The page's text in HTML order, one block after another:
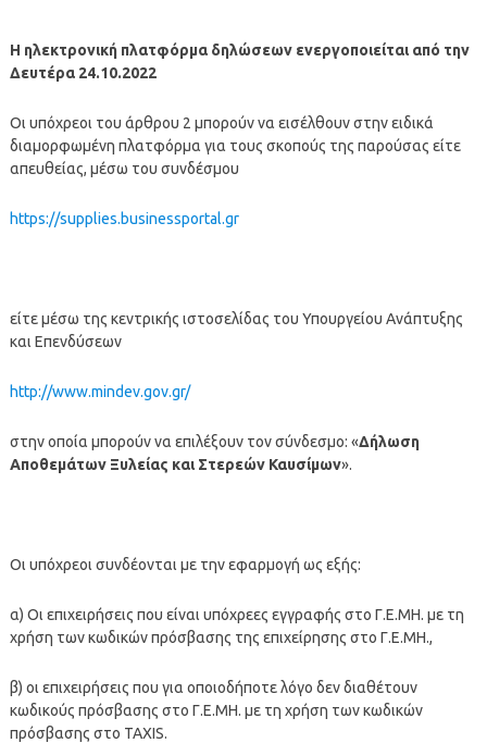
Η ηλεκτρονική πλατφόρμα δηλώσεων ενεργοποιείται από την
Δευτέρα 24.10.2022
Οι υπόχρεοι του άρθρου 2 μπορούν να εισέλθουν στην ειδικά
διαμορφωμένη πλατφόρμα για τους σκοπούς της παρούσας είτε
απευθείας, μέσω του συνδέσμου
https://supplies.businessportal.gr
είτε μέσω της κεντρικής ιστοσελίδας του Υπουργείου Ανάπτυξης
και Επενδύσεων
http://www.mindev.gov.gr/
στην οποία μπορούν να επιλέξουν τον σύνδεσμο: «Δήλωση
Αποθεμάτων Ξυλείας και Στερεών Καυσίμων».
Οι υπόχρεοι συνδέονται με την εφαρμογή ως εξής:
α) Οι επιχειρήσεις που είναι υπόχρεες εγγραφής στο Γ.Ε.ΜΗ. με τη
χρήση των κωδικών πρόσβασης της επιχείρησης στο Γ.Ε.ΜΗ.,
β) οι επιχειρήσεις που για οποιοδήποτε λόγο δεν διαθέτουν
κωδικούς πρόσβασης στο Γ.Ε.ΜΗ. με τη χρήση των κωδικών
πρόσβασης στο TAXIS.